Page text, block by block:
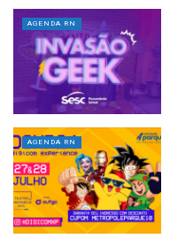
AGENDA RN
AGENDA RN